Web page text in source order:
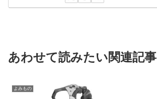
あわせて読みたい関連記事
よみもの